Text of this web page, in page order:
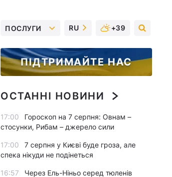
ПОСЛУГИ RU +39
ПІДТРИМАЙТЕ НАС
ОСТАННІ НОВИНИ
17:00
Гороскоп на 7 серпня: Овнам –
стосунки, Рибам – джерело сили
17:00
7 серпня у Києві буде гроза, але
спека нікуди не подінеться
16:57
Через Ель-Ніньо серед тюленів